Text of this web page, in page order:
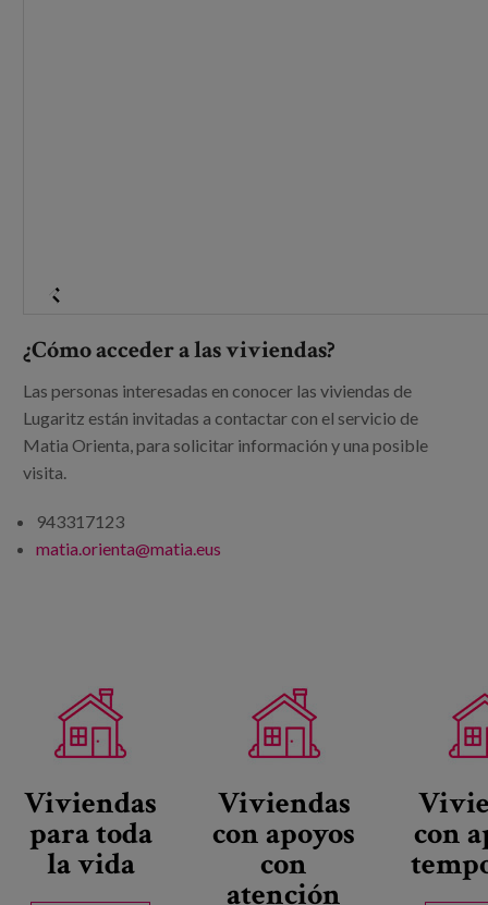
¿Cómo acceder a las viviendas?
Las personas interesadas en conocer las viviendas de
Lugaritz están invitadas a contactar con el servicio de
Matia Orienta, para solicitar información y una posible
visita.
943317123
matia.orienta@matia.eus
Viviendas
para toda
la vida
Viviendas
con apoyos
con
atención
con